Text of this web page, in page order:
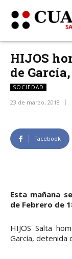
HIJOS
de
SOCIEDAD
23 de marzo, 2018
Facebook
Esta mañana
de Febrero de
HIJOS Salta
García, detenida